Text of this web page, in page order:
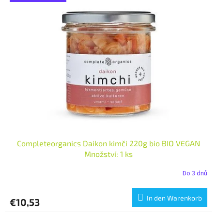
Completeorganics Daikon kimči 220g bio BIO VEGAN
Množství: 1 ks
Do 3 dnů
€10,53 In den Warenkorb